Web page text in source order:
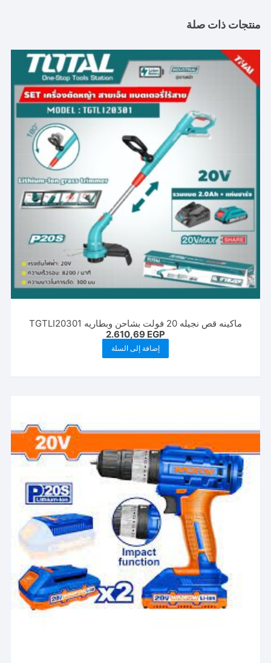
منتجات ذات صلة
ماكينه قص نجيله 20 فولت بشاحن وبطاريه TGTLI20301
2.610,69 EGP
إضافة إلى السلة